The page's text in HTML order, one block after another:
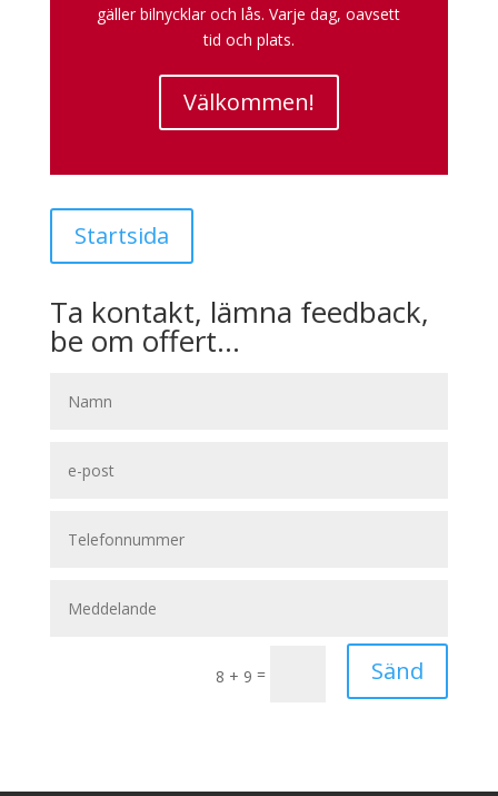
gäller bilnycklar och lås. Varje dag, oavsett
tid och plats.
Välkommen!
Startsida
Ta kontakt, lämna feedback,
be om offert…
8 + 9 = Sänd